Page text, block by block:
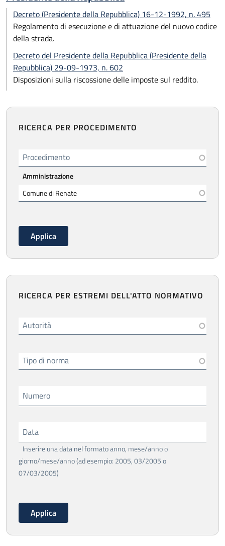
Decreto (Presidente della Repubblica) 16-12-1992, n. 495
Regolamento di esecuzione e di attuazione del nuovo codice
della strada.
Decreto del Presidente della Repubblica (Presidente della
Repubblica) 29-09-1973, n. 602
Disposizioni sulla riscossione delle imposte sul reddito.
RICERCA PER PROCEDIMENTO
Procedimento
Amministrazione
RICERCA PER ESTREMI DELL'ATTO NORMATIVO
Autorità
Tipo di norma
Numero
Data
Inserire una data nel formato anno, mese/anno o
giorno/mese/anno (ad esempio: 2005, 03/2005 o
07/03/2005)